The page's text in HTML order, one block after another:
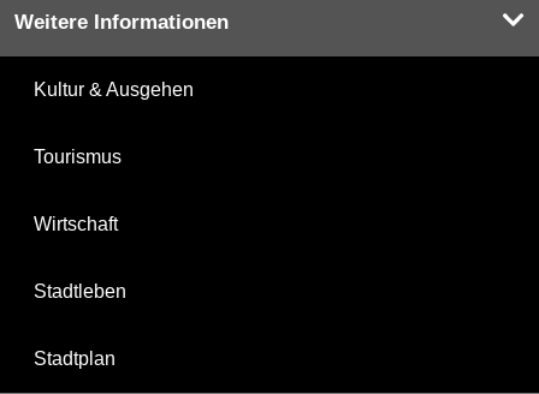
Weitere Informationen
Kultur & Ausgehen
Tourismus
Wirtschaft
Stadtleben
Stadtplan